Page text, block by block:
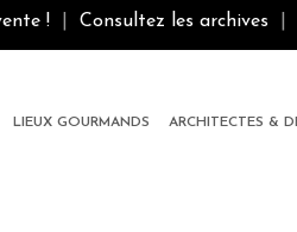
! Consultez les archives
LIEUX GOURMANDS ARCHITECTES &